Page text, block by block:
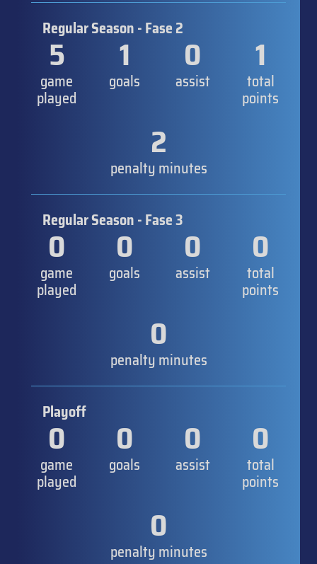
Regular Season - Fase 2
5
game
played
1
goals
0
assist
1
total
points
2
penalty minutes
Regular Season - Fase 3
0
game
played
0
goals
0
assist
0
total
points
0
penalty minutes
Playoff
0
game
played
0
goals
0
assist
0
total
points
0
penalty minutes